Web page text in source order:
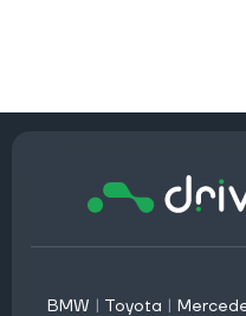
BMW | Toyota |